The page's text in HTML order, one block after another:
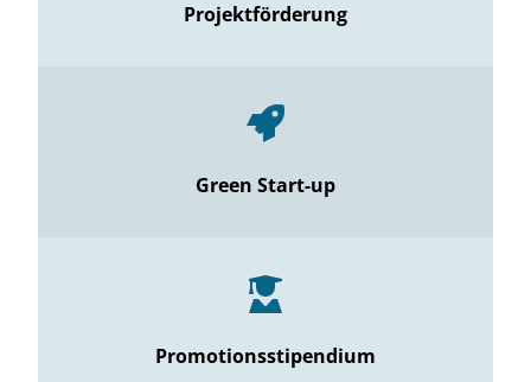
Projektförderung
Green Start-up
Promotionsstipendium